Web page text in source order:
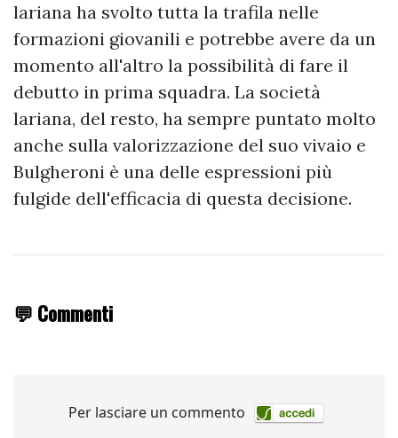
lariana ha svolto tutta la trafila nelle
formazioni giovanili e potrebbe avere da un
momento all'altro la possibilità di fare il
debutto in prima squadra. La società
lariana, del resto, ha sempre puntato molto
anche sulla valorizzazione del suo vivaio e
Bulgheroni è una delle espressioni più
fulgide dell'efficacia di questa decisione.
💬 Commenti